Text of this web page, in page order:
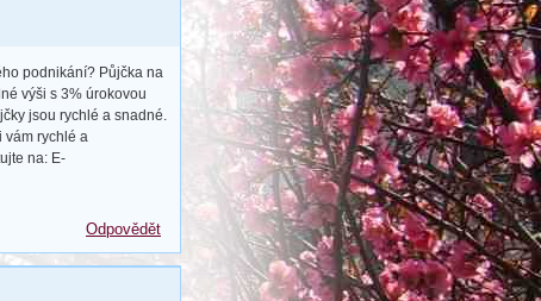
podnikání? Půjčka na
výši s 3% úrokovou
jsou rychlé a snadné.
vám rychlé a
na: E-
Odpovědět